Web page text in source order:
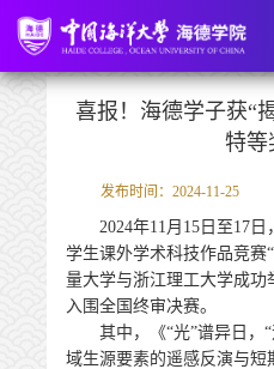
喜报！海德学子获“
特等
发布时间：2024-11-25
2024年11月 15 日至17 日
学生课外学术科技作品竞赛
量大学与浙江理工大学成功
入围全国终审决赛。
其中，
《“光”谱异日
域生源要素的遥感反演与